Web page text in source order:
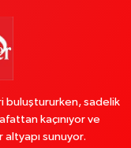
buluştururken, sadelik
kaçınıyor ve
sunuyor.